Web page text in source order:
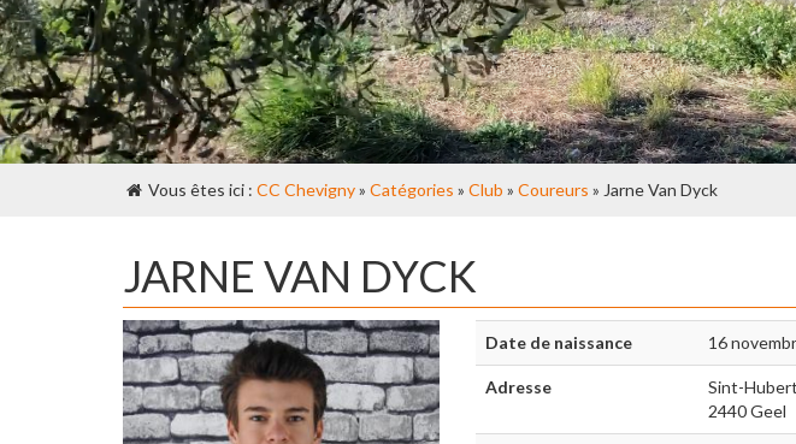
Vous êtes ici : CC Chevigny» Catégories » Club » Coureurs » Jarne Van Dyck
JARNE VAN DYCK
Date de naissance 16
Adresse
Sint-
2440 Geel